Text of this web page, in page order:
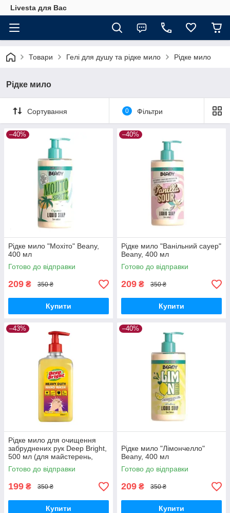
Livesta для Вас
Товари Гелі для душу та рідке мило Рідке мило
Рідке мило
Сортування 0 Фільтри
–40%
Рідке мило "Мохіто" Beany,
400 мл
Готово до відправки
209 ₴ 350 ₴
Купити
–40%
Рідке мило "Ванільний сауер"
Beany, 400 мл
Готово до відправки
209 ₴ 350 ₴
Купити
–43%
Рідке мило для очищення
забруднених рук Deep Bright,
500 мл (для майстерень,
СТО)
Готово до відправки
199 ₴ 350 ₴
Купити
–40%
Рідке мило "Лімончелло"
Beany, 400 мл
Готово до відправки
209 ₴ 350 ₴
Купити